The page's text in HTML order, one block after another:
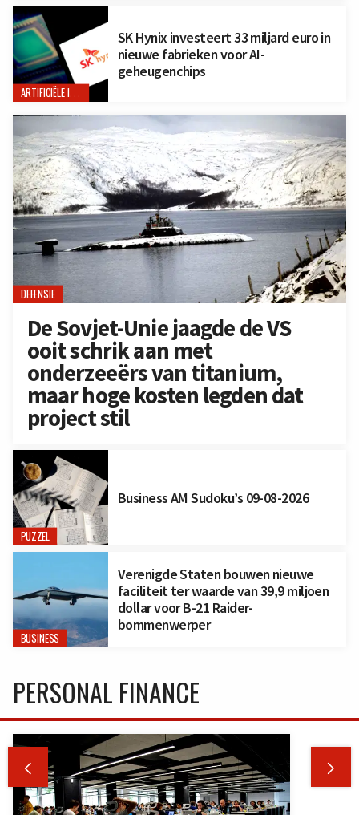
ARTIFICIËLE INTELLIGENTIE
SK Hynix investeert 33 miljard euro in
nieuwe fabrieken voor AI-
geheugenchips
DEFENSIE
De Sovjet-Unie jaagde de VS
ooit schrik aan met
onderzeeërs van titanium,
maar hoge kosten legden dat
project stil
PUZZEL
Business AM Sudoku’s 09-08-2026
BUSINESS
Verenigde Staten bouwen nieuwe
faciliteit ter waarde van 39,9 miljoen
dollar voor B-21 Raider-
bommenwerper
PERSONAL FINANCE
 